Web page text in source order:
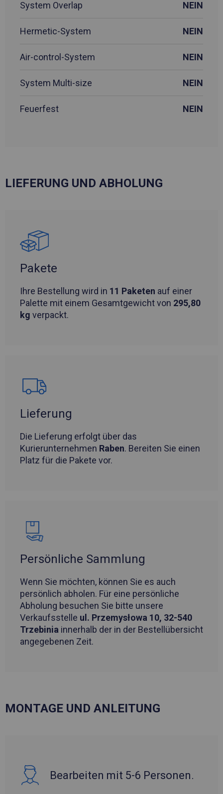
System Overlap NEIN
Hermetic-System NEIN
Air-control-System NEIN
System Multi-size NEIN
Feuerfest NEIN
LIEFERUNG UND ABHOLUNG
Pakete
Ihre Bestellung wird in 11 Paketen auf einer
Palette mit einem Gesamtgewicht von 295,80
kg verpackt.
Lieferung
Die Lieferung erfolgt über das
Kurierunternehmen Raben. Bereiten Sie einen
Platz für die Pakete vor.
Persönliche Sammlung
Wenn Sie möchten, können Sie es auch
persönlich abholen. Für eine persönliche
Abholung besuchen Sie bitte unsere
Verkaufsstelle ul. Przemysłowa 10, 32-540
Trzebinia innerhalb der in der Bestellübersicht
angegebenen Zeit.
MONTAGE UND ANLEITUNG
Bearbeiten mit 5-6 Personen.